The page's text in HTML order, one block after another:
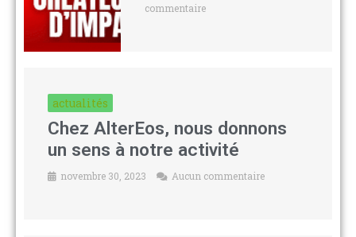
commentaire
actualités
Chez AlterEos, nous donnons
un sens à notre activité
novembre 30, 2023 Aucun commentaire